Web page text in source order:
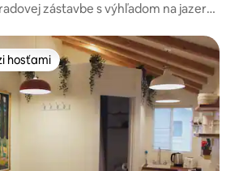
zástavbe s výhľadom na jazero
hosťami
hosťami